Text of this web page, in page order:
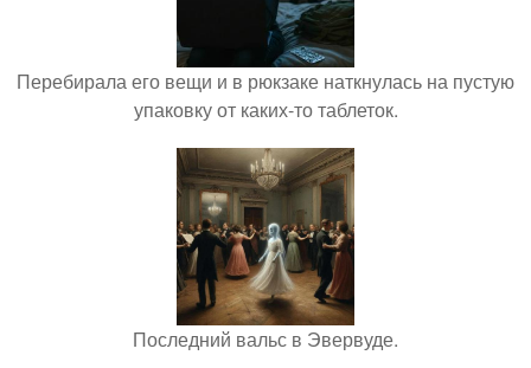
Перебирала его вещи и в рюкзаке наткнулась на пустую
упаковку от каких-то таблеток.
Последний вальс в Эвервуде.